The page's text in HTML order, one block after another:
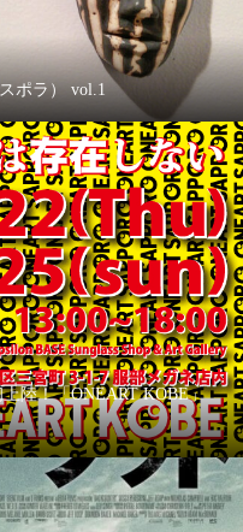
ポラ） vol.1
陸！「ONEART KOBE」